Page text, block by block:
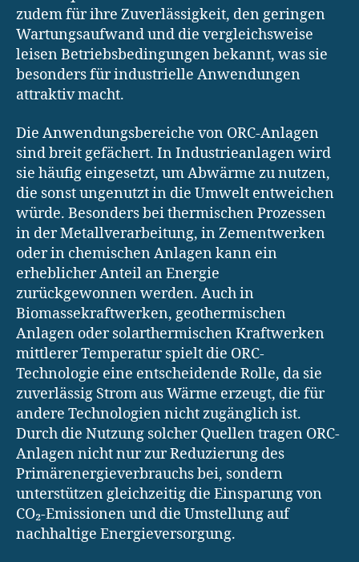
zudem für ihre Zuverlässigkeit, den geringen
Wartungsaufwand und die vergleichsweise
leisen Betriebsbedingungen bekannt, was sie
besonders für industrielle Anwendungen
attraktiv macht.
Die Anwendungsbereiche von ORC-Anlagen
sind breit gefächert. In Industrieanlagen wird
sie häufig eingesetzt, um Abwärme zu nutzen,
die sonst ungenutzt in die Umwelt entweichen
würde. Besonders bei thermischen Prozessen
in der Metallverarbeitung, in Zementwerken
oder in chemischen Anlagen kann ein
erheblicher Anteil an Energie
zurückgewonnen werden. Auch in
Biomassekraftwerken, geothermischen
Anlagen oder solarthermischen Kraftwerken
mittlerer Temperatur spielt die ORC-
Technologie eine entscheidende Rolle, da sie
zuverlässig Strom aus Wärme erzeugt, die für
andere Technologien nicht zugänglich ist.
Durch die Nutzung solcher Quellen tragen ORC-
Anlagen nicht nur zur Reduzierung des
Primärenergieverbrauchs bei, sondern
unterstützen gleichzeitig die Einsparung von
CO₂-Emissionen und die Umstellung auf
nachhaltige Energieversorgung.